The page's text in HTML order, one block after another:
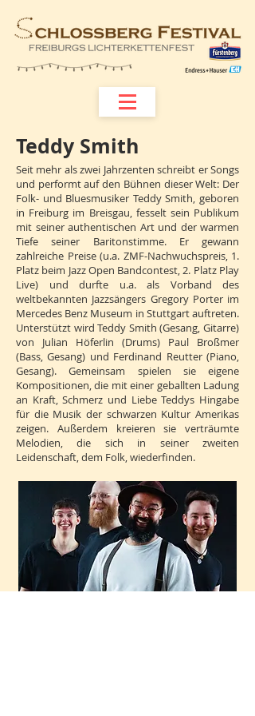
Teddy Smith
​​Seit mehr als zwei Jahrzenten schreibt er Songs
und performt auf den Bühnen dieser Welt: Der
Folk- und Bluesmusiker Teddy Smith, geboren
in Freiburg im Breisgau, fesselt sein Publikum
mit seiner authentischen Art und der warmen
Tiefe seiner Baritonstimme. Er gewann
zahlreiche Preise (u.a. ZMF-Nachwuchspreis, 1.
Platz beim Jazz Open Bandcontest, 2. Platz Play
Live) und durfte u.a. als Vorband des
weltbekannten Jazzsängers Gregory Porter im
Mercedes Benz Museum in Stuttgart auftreten.
Unterstützt wird Teddy Smith (Gesang, Gitarre)
von Julian Höferlin (Drums) Paul Broßmer
(Bass, Gesang) und Ferdinand Reutter (Piano,
Gesang). Gemeinsam spielen sie eigene
Kompositionen, die mit einer geballten Ladung
an Kraft, Schmerz und Liebe Teddys Hingabe
für die Musik der schwarzen Kultur Amerikas
zeigen. Außerdem kreieren sie verträumte
Melodien, die sich in seiner zweiten
Leidenschaft, dem Folk, wiederfinden.